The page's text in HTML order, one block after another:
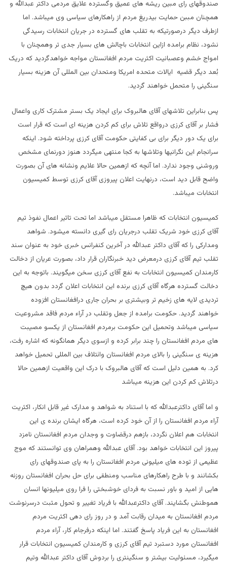
صندوقهای رای مبین ریشه های عمیق وگسترده علایق مردمی داکتر عبدالله و
همچنان مببن حمایت بیدریغ مردم از راهکارهای سیاسی وی میباشد. اما
ازطرف دیگر درصورتیکه به تقلب های گسترده در جریان انتخابات رسیدگی
نشود، نظام برامده ازاین انتخابات باچالش های بسیار جدی تر وهمچنان با
امواج خشم وعصبانیت اکثریت مردم افغانستان مواجه خواهدگردید که دریک
بُعد دیگر قضیه ایالات متحده امریکا ومتحدان بین المللی آن هزینه بسیار
سنگینی را متحمل خواهند گردید.
پس بنابراین تلاشهای آقای هالبروک برای ایجاد یک بستر مشترک کاری واعمال
فشار بر آقای کرزی درواقع تلاش برای کم کردن هزینه ای است که قرار است
برای یک دور دیگر برای بی کفایتی حکومت آقای کرزی پرداخته شود. اینکه
سرانجام این نگرانیها وتلاشها به کجا منتهی میگردد هنوز دورنمای مشخص
وروشنی وجود ندارد. اما آنچه که ازهمین حالا علایم ونشانه های آن بصورت
واضح قابل دید است، درنهایت اعلان پیروزی آقای کرزی توسط کمیسیون
انتخابات میباشد.
کمیسیون انتخابات که ظاهرا مستقل میباشد اما تحت تاثیر اعمال نفوذ تیم
آقای کرزی خود شریک تقلب درجریان رای گیری دانسته میشود. شواهد
ومدارکی را که آقای داکتر عبدالله در آخرین کنفرانس خبری خود به عنوان سند
تقلب تیم آقای کرزی درمعرض دید خبرنگاران قرار داد، بصورت عریان از دخالت
کارمندان کمیسیون انتخابات به نفع آقای کرزی سخن میگویند. باتوجه به این
دخالت گسترده هرگاه آقای کرزی برنده این انتخابات اعلان گردد بدون هیچ
تردیدی لایه های زخیم تر وبیشتری بر بحران جاری درافغانستان افزوده
خواهند گردید. حکومت برامده از جعل وتقلب در آراء مردم فاقد مشروعیت
سیاسی میباشد وتحمیل این حکومت برمردم افغانستان از یکسو مصیبت
های مردم افغانستان را چند برابر کرده و ازسوی دیگر همانگونه که اشاره رفت،
هزینه ی سنگینی را بالای مردم افغانستان وائتلاف بین المللی تحمیل خواهد
کرد. به همین دلیل است که آقای هالبروک با درک این واقعیت ازهمین حالا
درتلاش کم کردن این هزینه میباشد
و اما آقای داکترعبدالله که با استناد به شواهد و مدارک غیر قابل انکار، اکثریت
آراء مردم افغانستان را از آن خود کرده است، هرگاه ایشان برنده ی این
انتخابات هم اعلان نگردد، بازهم درقضاوت و وجدان مردم افغانستان نامزد
پیروز این انتخابات خواهد بود. آقای عبدالله وهمراهان وی توانستند که موج
عظیمی از توده های میلیونی مردم افغانستان را به پای صندوقهای رای
بکشانند و با طرح راهکارهای مناسب ومنطقی برای حل بحران افغانستان روزنه
هایی از امید و باور نسبت به فردای خوشبختی را فرا روی میلیونها انسان
هموطنش بگشایند. آقای داکترعبدالله با فریاد تغییر و تحول مثبت درسرنوشت
مردم افغانستان به میدان رقابت آمد و در روز رای دهی اکثریت مردم
افغانستان به این فریاد پاسخ گفتند. اما اینکه درفرجام کار، آراء مردم
افغانستان مورد دستبرد تیم آقای کرزی و کارمندان کمیسیون انتخابات قرار
میگیرد، مسئولیت بیشتر و سنگینتری را بردوش آقای داکتر عبدالله وتیم